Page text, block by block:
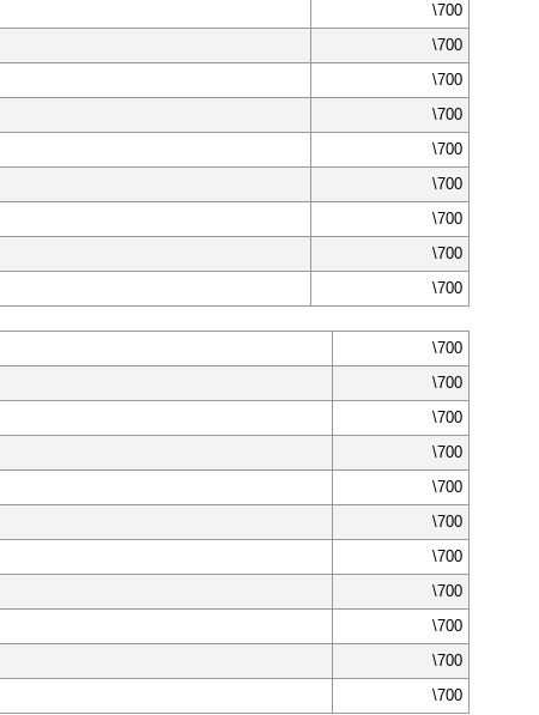
\700
\700
\700
\700
\700
\700
\700
\700
\700
\700
\700
\700
\700
\700
\700
\700
\700
\700
\700
\700